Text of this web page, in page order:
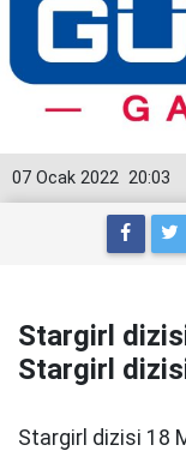
20:03
07 Ocak 2022
Stargirl
Stargirl
Stargirl dizisi 18